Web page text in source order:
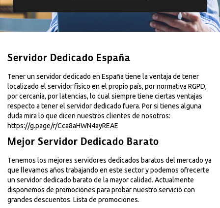
Servidor Dedicado España
Tener un servidor dedicado en España tiene la ventaja de tener
localizado el servidor físico en el propio país, por normativa RGPD,
por cercanía, por latencias, lo cual siempre tiene ciertas ventajas
respecto a tener el servidor dedicado fuera. Por si tienes alguna
duda mira lo que dicen nuestros clientes de nosotros:
https://g.page/r/Cca8aHWN4ayREAE
Mejor Servidor Dedicado Barato
Tenemos los mejores servidores dedicados baratos del mercado ya
que llevamos años trabajando en este sector y podemos ofrecerte
un servidor dedicado barato de la mayor calidad. Actualmente
disponemos de promociones para probar nuestro servicio con
grandes descuentos. Lista de promociones.